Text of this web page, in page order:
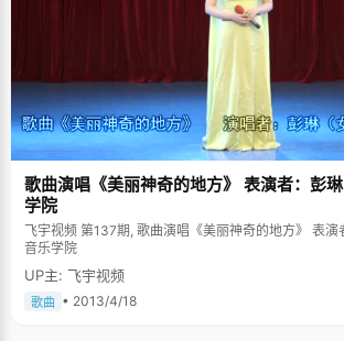
歌曲演唱《美丽神奇的地方》 表演者：彭
学院
飞宇视频 第137期, 歌曲演唱《美丽神奇的地方》 表演
音乐学院
UP主: 飞宇视频
歌曲 • 2013/4/18